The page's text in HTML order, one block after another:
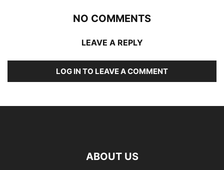
NO COMMENTS
LEAVE A REPLY
LOG IN TO LEAVE A COMMENT
ABOUT US